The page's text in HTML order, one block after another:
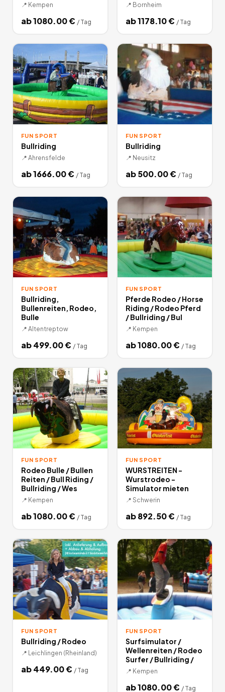
📍 Kempen
ab1080.00€ / Tag
📍 Bornheim
ab1178.10€ / Tag
FUN SPORT
Bullriding
📍 Ahrensfelde
ab1666.00€ / Tag
FUN SPORT
Bullriding
📍 Neusitz
ab500.00€ / Tag
FUN SPORT
Bullriding,
Bullenreiten, Rodeo,
Bulle
📍 Altentreptow
ab499.00€ / Tag
FUN SPORT
Pferde Rodeo / Horse
Riding / Rodeo Pferd
/ Bullriding / Bul
📍 Kempen
ab1080.00€ / Tag
FUN SPORT
Rodeo Bulle / Bullen
Reiten / Bull Riding /
Bullriding / Wes
📍 Kempen
ab1080.00€ / Tag
FUN SPORT
WURSTREITEN -
Wurstrodeo -
Simulator mieten
📍 Schwerin
ab892.50€ / Tag
FUN SPORT
Bullriding / Rodeo
📍 Leichlingen (Rheinland)
ab449.00€ / Tag
FUN SPORT
Surfsimulator /
Wellenreiten / Rodeo
Surfer / Bullriding /
📍 Kempen
ab1080.00€ / Tag